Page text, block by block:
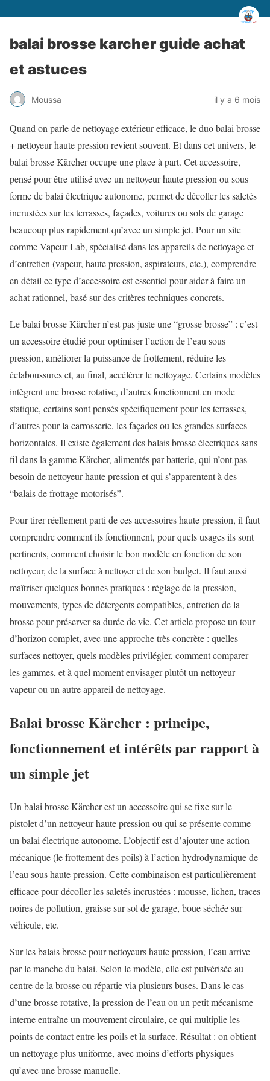
balai brosse karcher guide achat
et astuces
Moussa il y a 6 mois
Quand on parle de nettoyage extérieur efficace, le duo balai brosse
+ nettoyeur haute pression revient souvent. Et dans cet univers, le
balai brosse Kärcher occupe une place à part. Cet accessoire,
pensé pour être utilisé avec un nettoyeur haute pression ou sous
forme de balai électrique autonome, permet de décoller les saletés
incrustées sur les terrasses, façades, voitures ou sols de garage
beaucoup plus rapidement qu’avec un simple jet. Pour un site
comme Vapeur Lab, spécialisé dans les appareils de nettoyage et
d’entretien (vapeur, haute pression, aspirateurs, etc.), comprendre
en détail ce type d’accessoire est essentiel pour aider à faire un
achat rationnel, basé sur des critères techniques concrets.
Le balai brosse Kärcher n’est pas juste une “grosse brosse” : c’est
un accessoire étudié pour optimiser l’action de l’eau sous
pression, améliorer la puissance de frottement, réduire les
éclaboussures et, au final, accélérer le nettoyage. Certains modèles
intègrent une brosse rotative, d’autres fonctionnent en mode
statique, certains sont pensés spécifiquement pour les terrasses,
d’autres pour la carrosserie, les façades ou les grandes surfaces
horizontales. Il existe également des balais brosse électriques sans
fil dans la gamme Kärcher, alimentés par batterie, qui n’ont pas
besoin de nettoyeur haute pression et qui s’apparentent à des
“balais de frottage motorisés”.
Pour tirer réellement parti de ces accessoires haute pression, il faut
comprendre comment ils fonctionnent, pour quels usages ils sont
pertinents, comment choisir le bon modèle en fonction de son
nettoyeur, de la surface à nettoyer et de son budget. Il faut aussi
maîtriser quelques bonnes pratiques : réglage de la pression,
mouvements, types de détergents compatibles, entretien de la
brosse pour préserver sa durée de vie. Cet article propose un tour
d’horizon complet, avec une approche très concrète : quelles
surfaces nettoyer, quels modèles privilégier, comment comparer
les gammes, et à quel moment envisager plutôt un nettoyeur
vapeur ou un autre appareil de nettoyage.
Balai brosse Kärcher : principe,
fonctionnement et intérêts par rapport à
un simple jet
Un balai brosse Kärcher est un accessoire qui se fixe sur le
pistolet d’un nettoyeur haute pression ou qui se présente comme
un balai électrique autonome. L’objectif est d’ajouter une action
mécanique (le frottement des poils) à l’action hydrodynamique de
l’eau sous haute pression. Cette combinaison est particulièrement
efficace pour décoller les saletés incrustées : mousse, lichen, traces
noires de pollution, graisse sur sol de garage, boue séchée sur
véhicule, etc.
Sur les balais brosse pour nettoyeurs haute pression, l’eau arrive
par le manche du balai. Selon le modèle, elle est pulvérisée au
centre de la brosse ou répartie via plusieurs buses. Dans le cas
d’une brosse rotative, la pression de l’eau ou un petit mécanisme
interne entraîne un mouvement circulaire, ce qui multiplie les
points de contact entre les poils et la surface. Résultat : on obtient
un nettoyage plus uniforme, avec moins d’efforts physiques
qu’avec une brosse manuelle.